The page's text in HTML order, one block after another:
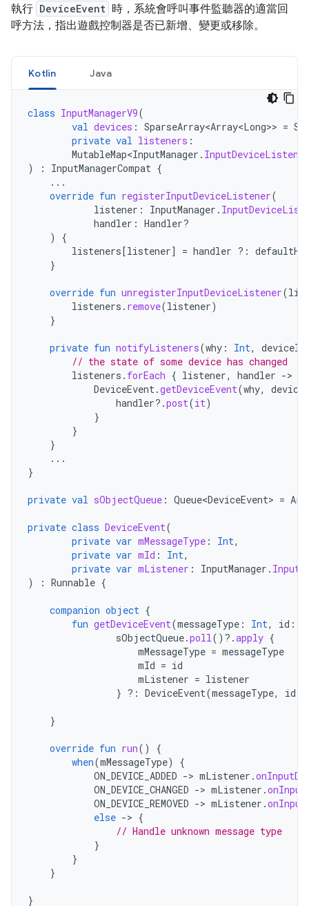
執行 DeviceEvent 時，系統會呼叫事件監聽器的適當回
呼方法，指出遊戲控制器是否已新增、變更或移除。
Kotlin Java
class InputManagerV9(
val devices : SparseArray<Array<Long>> =
private val listeners :
MutableMap<InputManager . InputDeviceListener
)
: InputManagerCompat {
...
override fun registerInputDeviceListener(
listener : InputManager .
handler : Handler?
)
{
listeners[listener] = handler ?:
}
override fun unregisterInputDeviceListener(
listeners . remove(listener)
}
private fun notifyListeners(why : Int, deviceId
// the state of some device has changed
listeners . forEach { listener, handler -
DeviceEvent.getDeviceEvent(why,
handler?.post(it)
}
}
}
...
}
private val sObjectQueue : Queue<DeviceEvent> =
private class DeviceEvent(
private var mMessageType : Int,
private var mId : Int,
private var mListener : InputManager .
)
: Runnable {
companion object {
fun getDeviceEvent(messageType : Int, id :
sObjectQueue.poll() ?.apply {
mMessageType = messageType
mId = id
mListener = listener
} ?: DeviceEvent(messageType, id
}
override fun run()
{
when(mMessageType)
{
ON_DEVICE_ADDED -> mListener .
ON_DEVICE_CHANGED -> mListener .
ON_DEVICE_REMOVED -> mListener .
else -> {
// Handle unknown message type
}
}
}
}